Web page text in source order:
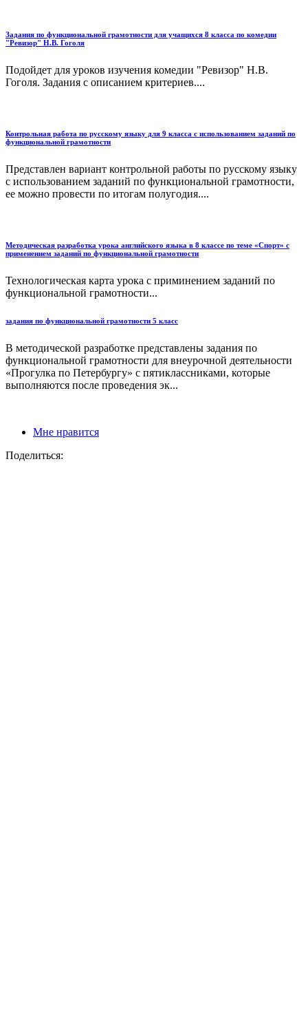
Задания по функциональной грамотности для учащихся 8 класса по комедии
"Ревизор" Н.В. Гоголя
Подойдет для уроков изучения комедии "Ревизор" Н.В.
Гоголя. Задания с описанием критериев....
Контрольная работа по русскому языку для 9 класса с использованием заданий по
функциональной грамотности
Представлен вариант контрольной работы по русскому языку
с использованием заданий по функциональной грамотности,
ее можно провести по итогам полугодия....
Методическая разработка урока английского языка в 8 классе по теме «Спорт» с
применением заданий по функциональной грамотности
Технологическая карта урока с приминением заданий по
функциональной грамотности...
задания по функциональной грамотности 5 класс
В методической разработке представлены задания по
функциональной грамотности для внеурочной деятельности
«Прогулка по Петербургу» с пятиклассниками, которые
выполняются после проведения эк...
Мне нравится
Поделиться: